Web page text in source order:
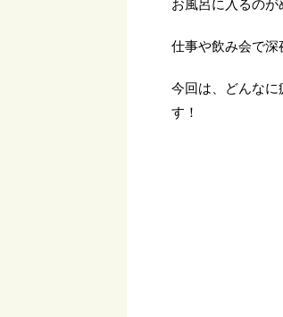
お風呂に入るのが
仕事や飲み会で深
今回は、どんな
す！